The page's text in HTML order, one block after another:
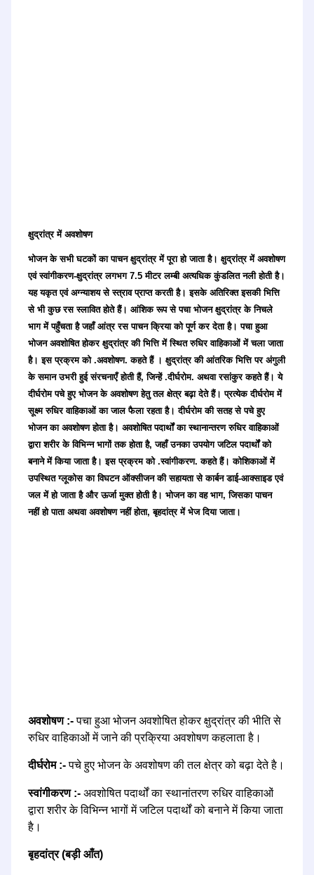
क्षुद्रांत्र में अवशोषण
भोजन के सभी घटकों का पाचन क्षुद्रांत्र में पूरा हो जाता है। क्षुद्रांत्र में अवशोषण
एवं स्वांगीकरण-क्षुद्रांत्र लगभग 7.5 मीटर लम्बी अत्यधिक कुंडलित नली होती है।
यह यकृत एवं अग्न्याशय से स्त्राव प्राप्त करती है। इसके अतिरिक्त इसकी भित्ति
से भी कुछ रस स्लावित होते हैं। आंशिक रूप से पचा भोजन क्षुद्रांत्र के निचले
भाग में पहुँचता है जहाँ आंत्र रस पाचन क्रिया को पूर्ण कर देता है। पचा हुआ
भोजन अवशोषित होकर क्षुद्रांत्र की भित्ति में स्थित रुधिर वाहिकाओं में चला जाता
है। इस प्रक्रम को .अवशोषण. कहते हैं । क्षुद्रांत्र की आंतरिक भित्ति पर अंगुली
के समान उभरी हुई संरचनाएँ होती हैं, जिन्हें .दीर्घरोम. अथवा रसांकुर कहते हैं। ये
दीर्घरोम पचे हुए भोजन के अवशोषण हेतु तल क्षेत्र बढ़ा देते हैं। प्रत्येक दीर्घरोम में
सूक्ष्म रुधिर वाहिकाओं का जाल फैला रहता है। दीर्घरोम की सतह से पचे हुए
भोजन का अवशोषण होता है। अवशोषित पदार्थों का स्थानान्तरण रुधिर वाहिकाओं
द्वारा शरीर के विभिन्न भागों तक होता है, जहाँ उनका उपयोग जटिल पदार्थों को
बनाने में किया जाता है। इस प्रक्रम को .स्वांगीकरण. कहते हैं। कोशिकाओं में
उपस्थित ग्लूकोस का विघटन ऑक्सीजन की सहायता से कार्बन डाई-आक्साइड एवं
जल में हो जाता है और ऊर्जा मुक्त होती है। भोजन का वह भाग, जिसका पाचन
नहीं हो पाता अथवा अवशोषण नहीं होता, बृहदांत्र में भेज दिया जाता।
अवशोषण :-पचा हुआ भोजन अवशोषित होकर क्षुद्रांत्र की भीति से
रुधिर वाहिकाओं में जाने की प्रक्रिया अवशोषण कहलाता है।
दीर्घरोम :-पचे हुए भोजन के अवशोषण की तल क्षेत्र को बढ़ा देते है।
स्वांगीकरण :- अवशोषित पदार्थों का स्थानांतरण रुधिर वाहिकाओं
द्वारा शरीर के विभिन्न भागों में जटिल पदार्थों को बनाने में किया जाता
है।
बृहदांत्र (बड़ी आँत)